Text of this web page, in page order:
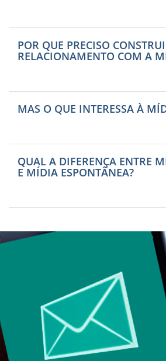
POR QUE PRECISO
RELACIONAMENTO COM A
MAS O QUE INTERESSA À
QUAL A DIFERENÇA ENTRE
E MÍDIA ESPONTÂNEA?